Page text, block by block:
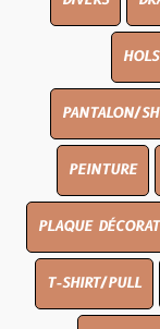
PANTALON/
PEINTURE
PLAQUE
T-SHIRT/PULL